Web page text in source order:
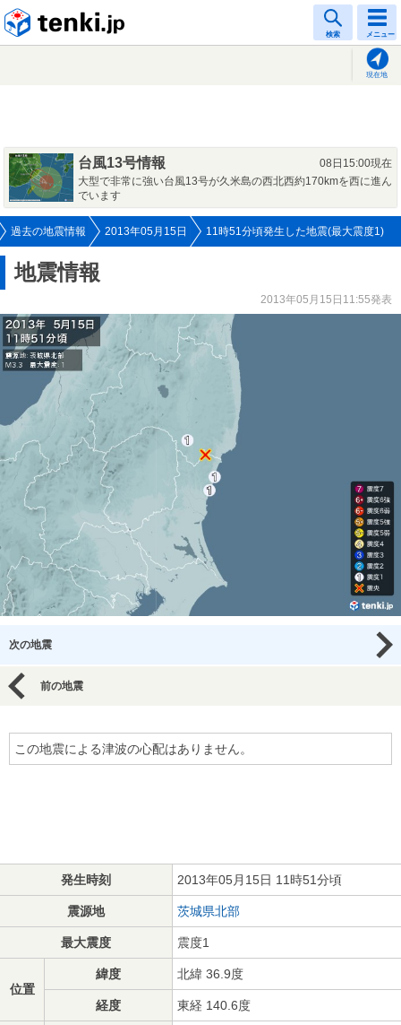
検索 メニュー
現在地
台風13号情報
08日15:00現在
大型で非常に強い台風13号が久米島の西北西約170kmを西に進ん
でいます
過去の地震情報 2013年05月15日 11時51分頃発生した地震(最大震度1)
地震情報
2013年05月15日11:55発表
次の地震
前の地震
この地震による津波の心配はありません。
発生時刻 2013年05月15日 11時51分頃
震源地 茨城県北部
最大震度 震度1
位置
緯度 北緯 36.9度
経度 東経 140.6度